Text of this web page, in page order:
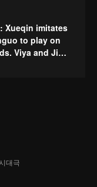
Xueqin imitates
to play on
Viya and Ji
会 第5季_吐槽大
대극